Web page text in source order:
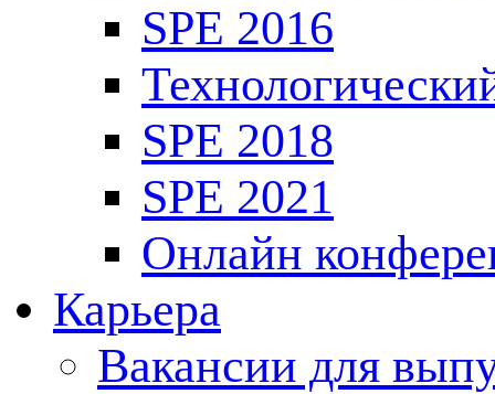
SPE 2016
SPE 2018
SPE 2021
Онлайн
Карьера
Вакансии для